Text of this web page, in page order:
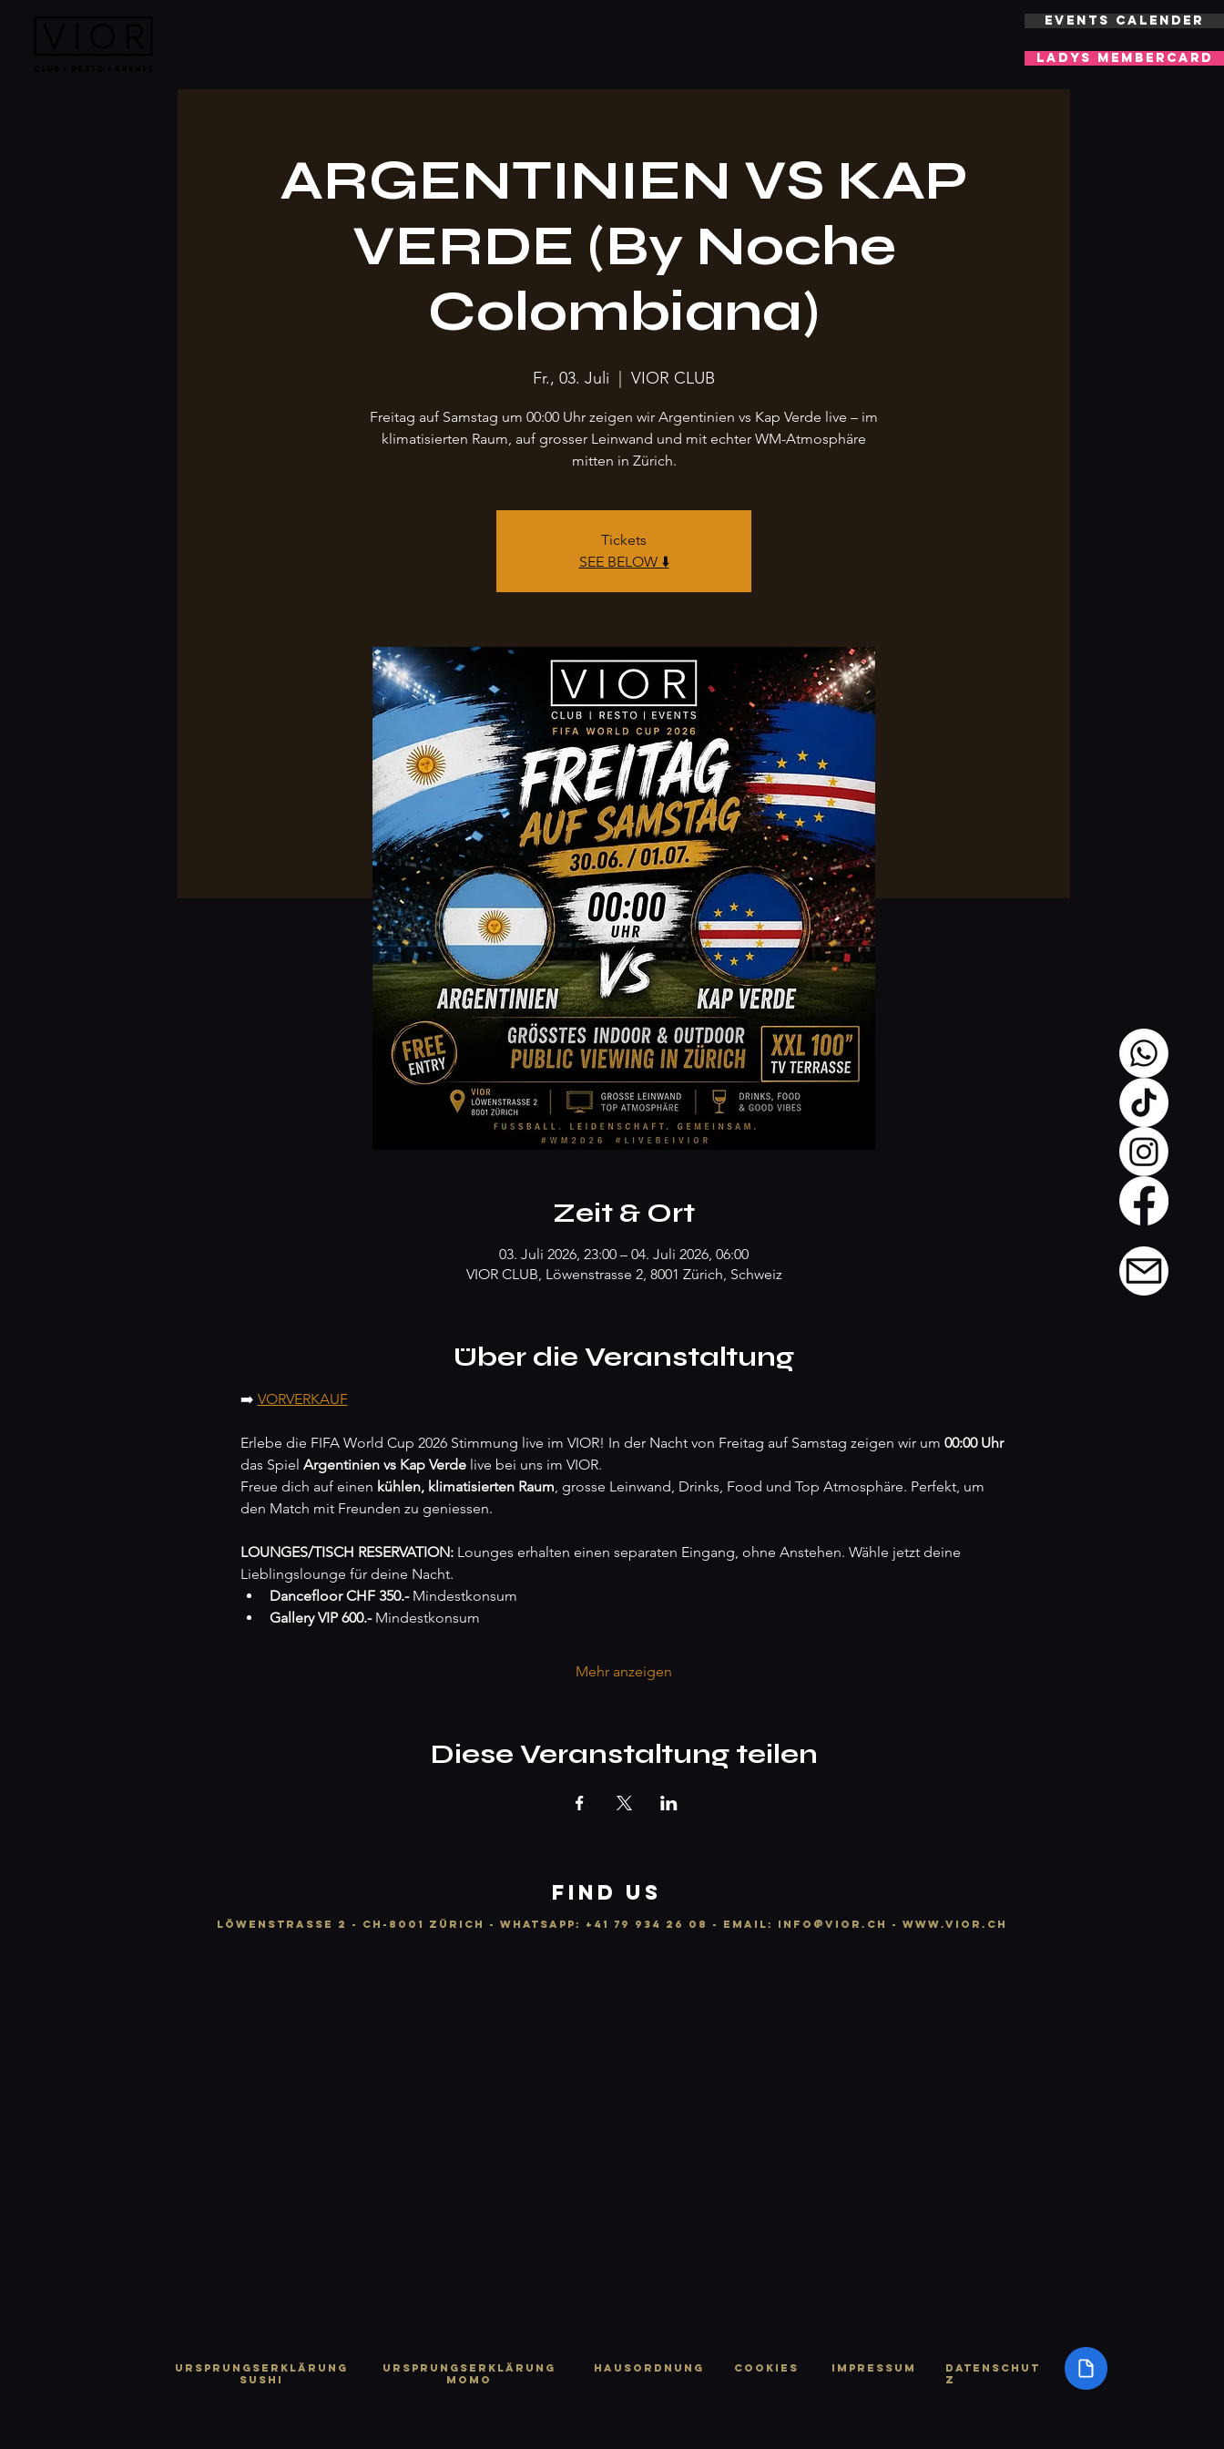
LADYS MEMBERCARD
EVENTS CALENDER
ARGENTINIEN VS KAP
VERDE (By Noche
Colombiana)
Fr., 03. Juli VIOR CLUB
Freitag auf Samstag um 00:00 Uhr zeigen wir Argentinien vs Kap Verde live – im
klimatisierten Raum, auf grosser Leinwand und mit echter WM-Atmosphäre
mitten in Zürich.
Tickets
SEE BELOW ⬇️
Zeit & Ort
03. Juli 2026, 23:00 – 04. Juli 2026, 06:00
VIOR CLUB, Löwenstrasse 2, 8001 Zürich, Schweiz
Über die Veranstaltung
➡️ VORVERKAUF
Erlebe die FIFA World Cup 2026 Stimmung live im VIOR! In der Nacht von Freitag auf Samstag zeigen wir um 00:00 Uhr
das Spiel Argentinien vs Kap Verde live bei uns im VIOR.
Freue dich auf einen kühlen, klimatisierten Raum, grosse Leinwand, Drinks, Food und Top Atmosphäre. Perfekt, um
den Match mit Freunden zu geniessen.
LOUNGES/TISCH RESERVATION: Lounges erhalten einen separaten Eingang, ohne Anstehen. Wähle jetzt deine
Lieblingslounge für deine Nacht.
Dancefloor CHF 350.- Mindestkonsum
Gallery VIP 600.- Mindestkonsum
Mehr anzeigen
Diese Veranstaltung teilen
FIND US
LÖWENSTRASSE 2 - CH-8001 ZÜRICH - WhatsApp: +41 79 934 26 08 - email: info @vior.ch - www.vior.ch
URSPRUNGSERKLÄRUNG
SUSHI
URSPRUNGSERKLÄRUNG
MOMO
HAUSORDNUNG Cookies Impressum
Datenschut
z